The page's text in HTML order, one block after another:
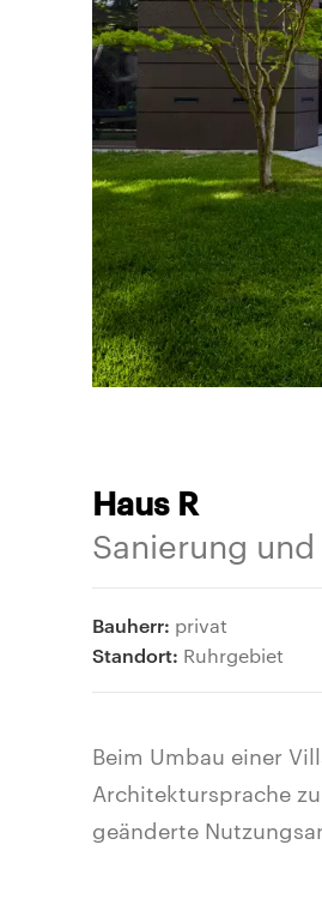
Haus R
Sanierung
Bauherr: privat
Standort: Ruhrgebiet
Beim Umbau einer
Architektursprache
geänderte